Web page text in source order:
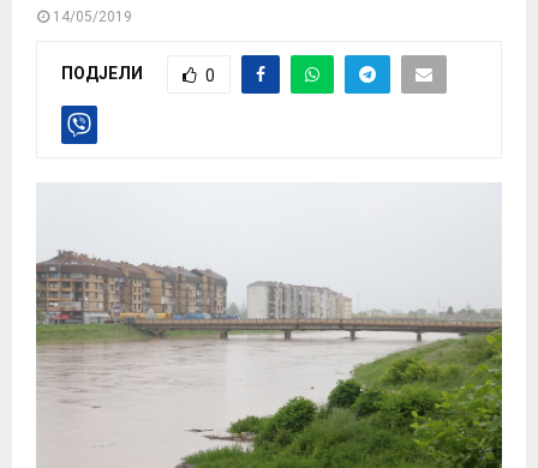
14/05/2019
ПОДЈЕЛИ 0